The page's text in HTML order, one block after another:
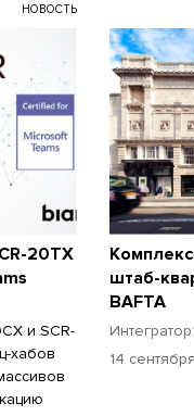
НОВОСТЬ
20TX
и SCR-
хабов
штаб-
BAFTA
Интегратор:
14